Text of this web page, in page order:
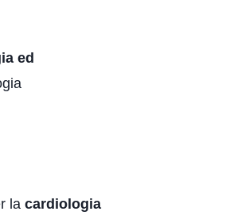
ed
la cardiologia